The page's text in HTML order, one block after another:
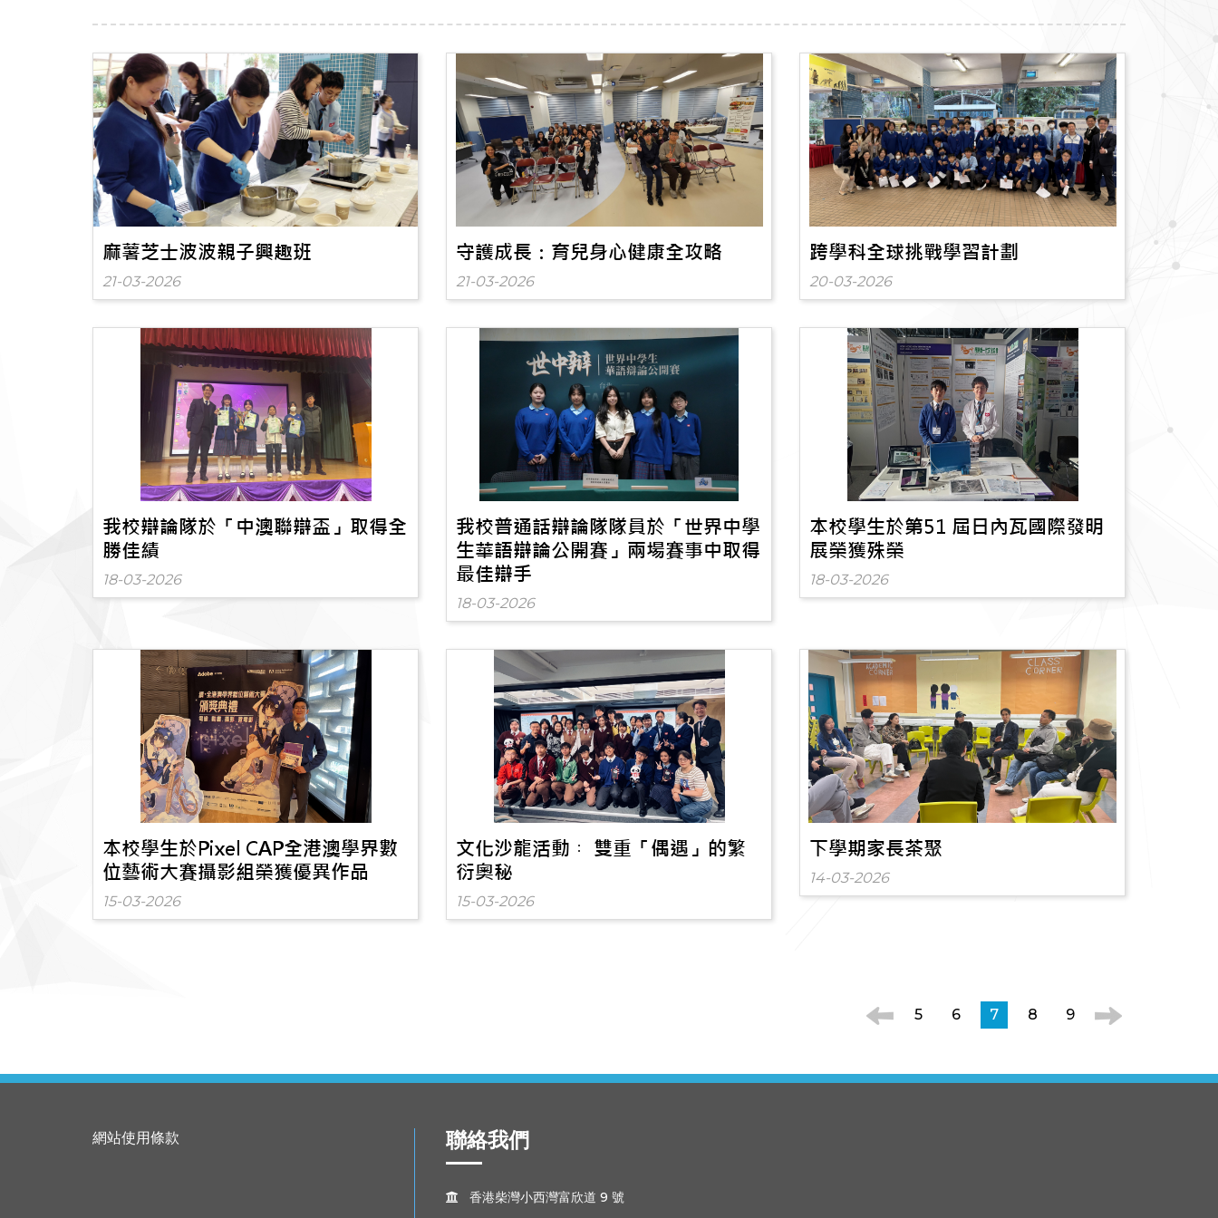
麻薯芝士波波親子興趣班
21-03-2026
守護成長：育兒身心健康全攻略
21-03-2026
跨學科全球挑戰學習計劃
20-03-2026
我校辯論隊於「中澳聯辯盃」取得全
勝佳績
18-03-2026
我校普通話辯論隊隊員於「世界中學
生華語辯論公開賽」兩場賽事中取得
最佳辯手
18-03-2026
本校學生於第51 屆日內瓦國際發明
展榮獲殊榮
18-03-2026
本校學生於Pixel CAP全港澳學界數
位藝術大賽攝影組榮獲優異作品
15-03-2026
文化沙龍活動︰ 雙重「偶遇」的繁
衍奧秘
15-03-2026
下學期家長茶聚
14-03-2026
5 6 7 8 9
網站使用條款 聯絡我們
 香港柴灣小西灣富欣道 9 號